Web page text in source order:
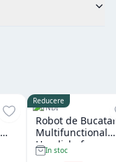
Reducere
HENDI
Robot de
Multifunctional
Hendichef
In stoc